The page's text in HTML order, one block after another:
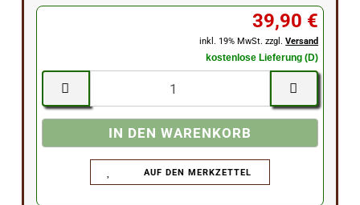
39,90 €
inkl. 19% MwSt. zzgl.Versand
kostenlose Lieferung (D)
AUF DEN MERKZETTEL